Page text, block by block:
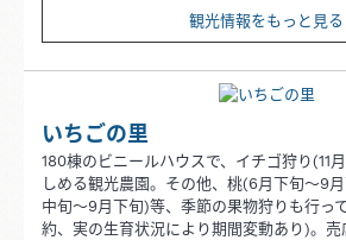
観光情報をもっと見る
いちごの里
180棟のビニールハウスで、イチゴ狩り(11
しめる観光農園。その他、桃(6月下旬～9
中旬～9月下旬)等、季節の果物狩りも行っ
約、実の生育状況により期間変動あり)。